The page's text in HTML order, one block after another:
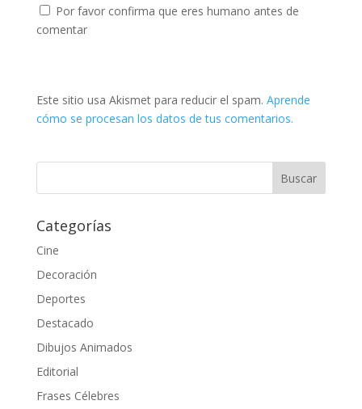
Por favor confirma que eres humano antes de
comentar
Este sitio usa Akismet para reducir el spam. Aprende
cómo se procesan los datos de tus comentarios.
Categorías
Cine
Decoración
Deportes
Destacado
Dibujos Animados
Editorial
Frases Célebres